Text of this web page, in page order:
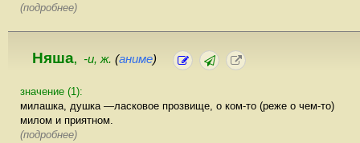
(подробнее)
Няша, -и, ж. (аниме)
значение (1):
милашка, душка —ласковое прозвище, о ком-то (реже о чем-то)
милом и приятном.
(подробнее)